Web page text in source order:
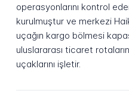
operasyonlarını kontrol
kurulmuştur ve merkezi
uçağın kargo bölmesi
uluslararası ticaret
uçaklarını işletir.